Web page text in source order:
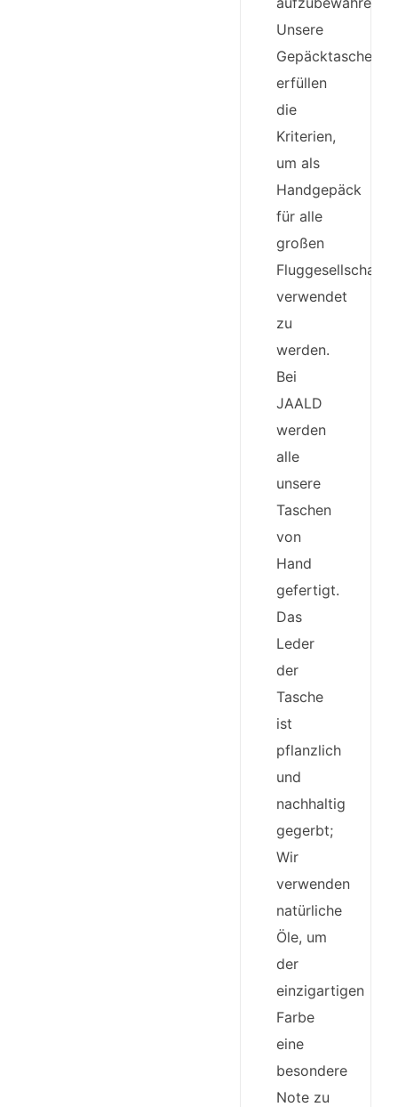
Unsere
Gepäcktaschen
erfüllen
die
Kriterien,
um als
Handgepäck
für alle
großen
verwendet
zu
werden.
Bei
JAALD
werden
alle
unsere
Taschen
von
Hand
gefertigt.
Das
Leder
der
Tasche
ist
pflanzlich
und
nachhaltig
gegerbt;
Wir
verwenden
natürliche
Öle, um
der
einzigartigen
Farbe
eine
besondere
Note zu